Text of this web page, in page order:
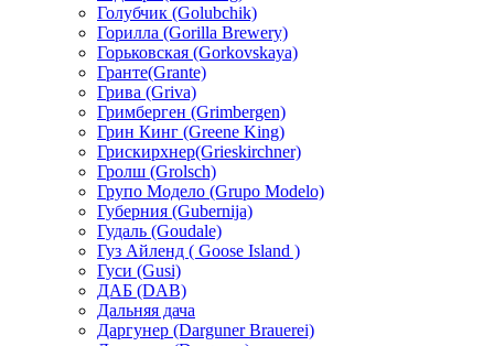
Голубчик (Golubchik)
Горилла (Gorilla Brewery)
Горьковская (Gorkovskaya)
Гранте(Grante)
Грива (Griva)
Гримберген (Grimbergen)
Грин Кинг (Greene King)
Грискирхнер(Grieskirchner)
Гролш (Grolsch)
Групо Модело (Grupo Modelo)
Губерния (Gubernija)
Гудаль (Goudale)
Гуз Айленд ( Goose Island )
Гуси (Gusi)
ДАБ (DAB)
Дальняя дача
Даргунер (Darguner Brauerei)